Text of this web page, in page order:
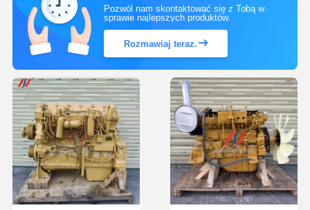
Pozwól nam skontaktować się z Tobą w
sprawie najlepszych produktów.
Rozmawiaj teraz.